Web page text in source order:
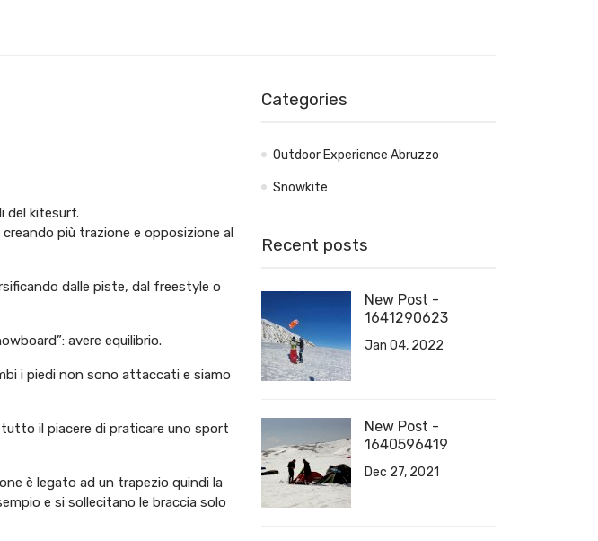
del kitesurf.
più trazione e opposizione al
dalle piste, dal freestyle o
avere equilibrio.
i piedi non sono attaccati e siamo
il piacere di praticare uno sport
è legato ad un trapezio quindi la
e si sollecitano le braccia solo
Categories
Outdoor Experience Abruzzo
Snowkite
Recent posts
New Post -
1641290623
Jan 04, 2022
New Post -
1640596419
Dec 27, 2021